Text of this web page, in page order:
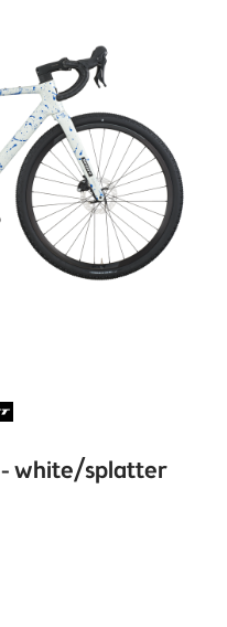
- white/splatter